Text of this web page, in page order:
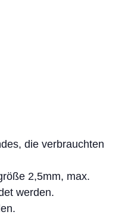
die verbrauchten
2,5mm, max.
werden.